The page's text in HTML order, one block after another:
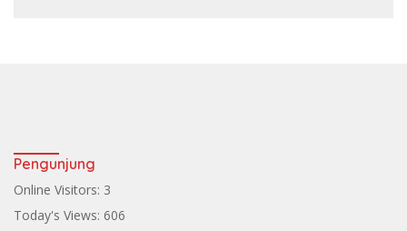
Pengunjung
Online Visitors: 3
Today's Views: 606